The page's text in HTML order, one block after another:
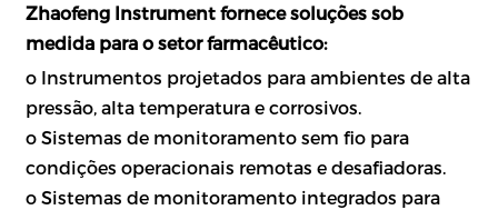
Zhaofeng Instrument fornece soluções sob
medida para o setor farmacêutico:
o Instrumentos projetados para ambientes de alta
pressão, alta temperatura e corrosivos.
o Sistemas de monitoramento sem fio para
condições operacionais remotas e desafiadoras.
o Sistemas de monitoramento integrados para